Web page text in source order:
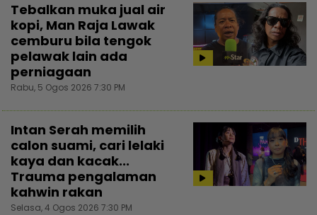
Tebalkan muka jual air
kopi, Man Raja Lawak
cemburu bila tengok
pelawak lain ada
perniagaan
Rabu, 5 Ogos 2026 7:30 PM
Intan Serah memilih
calon suami, cari lelaki
kaya dan kacak...
Trauma pengalaman
kahwin rakan
Selasa, 4 Ogos 2026 7:30 PM